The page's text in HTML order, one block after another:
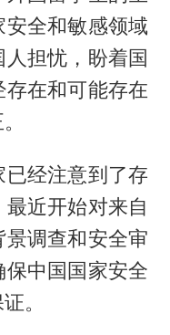
全和敏感领域
担忧，盼着国
在和可能存在
经注意到了存
近开始对来自
调查和安全审
中国国家安全
。